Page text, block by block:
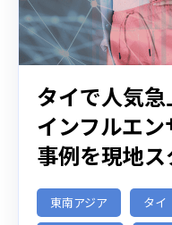
タイで人気
インフルエ
事例を現地ス
東南アジア タイ